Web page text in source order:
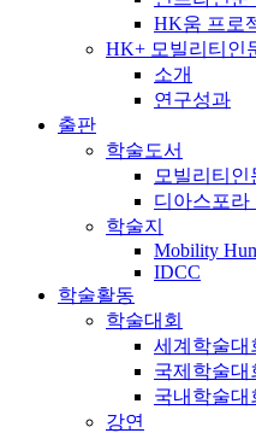
HK움 프로
HK+ 모빌리티인
소개
연구성과
출판
학술도서
모빌리티인
디아스포라
학술지
Mobility
IDCC
학술활동
학술대회
세계학술대
국제학술대
국내학술대
강연